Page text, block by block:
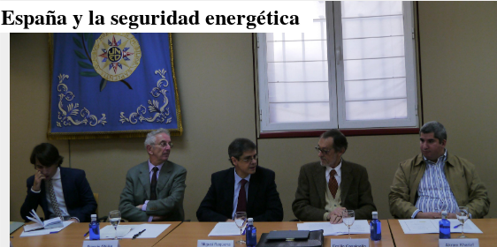
España y la seguridad energética